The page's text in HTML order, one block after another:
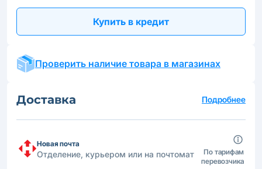
Купить в кредит
Проверить наличие товара в магазинах
Доставка Подробнее
Новая почта
Отделение, курьером или на почтомат
По тарифам
перевозчика